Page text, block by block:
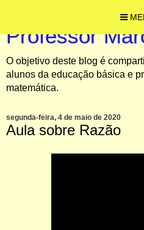
Professor
O objetivo deste blog é
alunos da educação básica e
matemática.
segunda-feira, 4 de maio de 2020
Aula sobre Razão